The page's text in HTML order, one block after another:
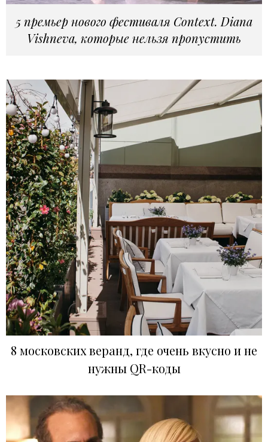
5 премьер нового фестиваля Context. Diana
Vishneva, которые нельзя пропустить
8 московских веранд, где очень вкусно и не
нужны QR-коды